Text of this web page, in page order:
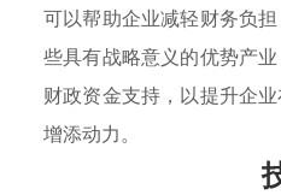
可以帮助企业减轻财务负
些具有战略意义的优势产
财政资金支持，以提升企
增添动力。